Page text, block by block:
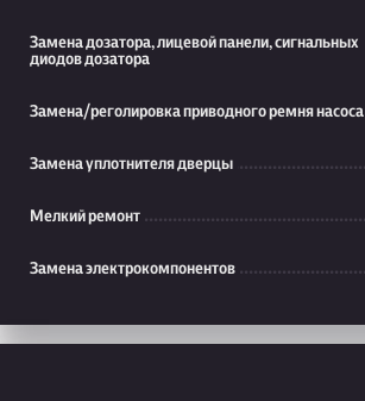
Замена дозатора, лицевой панели, сигнальных
диодов дозатора
Замена/реголировка приводного ремня насоса
Замена уплотнителя дверцы
Мелкий ремонт
Замена электрокомпонентов